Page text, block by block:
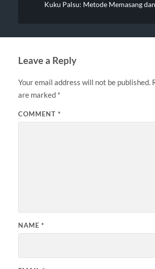
Kuku Palsu: Metode Memasang
Leave a Reply
Your email address will not be published.
are marked *
COMMENT *
NAME *